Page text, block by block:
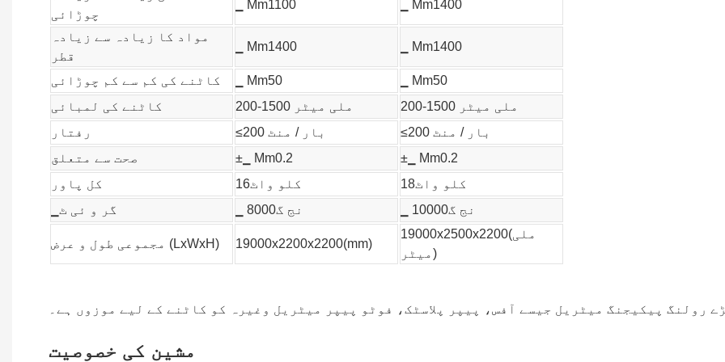
چوڑائی
▁ Mm1100 ▁ Mm1400
مواد کا زیادہ سے زیادہ
قطر
▁ Mm1400 ▁ Mm1400
کاٹنے کی کم سے کم چوڑائی ▁ Mm50
▁ Mm50
کاٹنے کی لمبائی
200-1500 ملی میٹر
200-1500 ملی میٹر
رفتار
≤200 بار / منٹ
≤200 بار / منٹ
صحت سے متعلق
±▁ Mm0.2
±▁ Mm0.2
کل پاور
کلو واٹ16
کلو واٹ18
▁گر و ئی ٹ
▁ نج گ8000 ▁ نج گ10000
مجموعی طول و عرض (LxWxH) 19000x2200x2200(mm)
19000x2500x2200(ملی
میٹر)
رولنگ پیکیجنگ میٹریل جیسے آفس، پیپر پلاسٹک، فوٹو پیپر میٹریل وغیرہ کو کاٹنے کے لیے موزوں ہے۔
مشین کی خصوصیت